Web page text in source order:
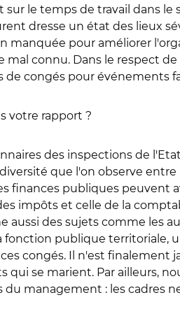
sur le temps de travail dans
dresse un état des lieux
manquée pour améliorer
connu. Dans le respect
congés pour événements
votre rapport ?
des inspections de
que l'on observe
finances publiques peuvent
impôts et celle de la
aussi des sujets comme les
fonction publique territoriale,
congés. Il n'est finalement
qui se marient. Par ailleurs,
du management : les